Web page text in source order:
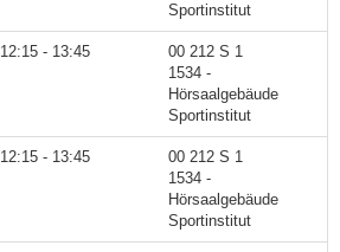
Sportinstitut
12:15 - 13:45
00 212 S 1
1534 -
Hörsaalgebäude
Sportinstitut
12:15 - 13:45
00 212 S 1
1534 -
Hörsaalgebäude
Sportinstitut